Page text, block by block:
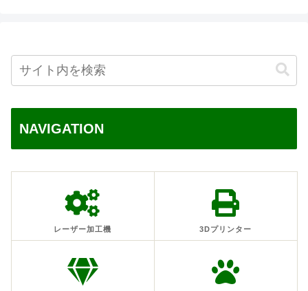
NAVIGATION
レーザー加工機 3Dプリンター